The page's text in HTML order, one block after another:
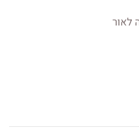
לאור